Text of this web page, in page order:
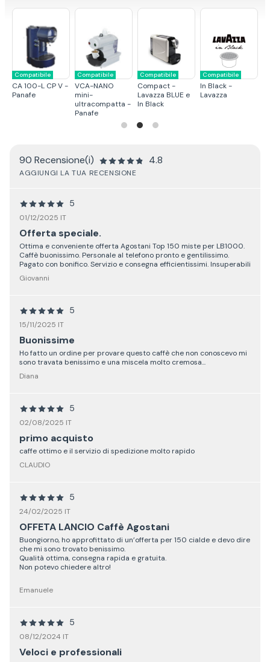
Black -
Compatibile
LB800 -
Lavazza
Compatibile
LB850 - Lavazza
Compatibile
LB1000 -
Lavazza
90 Recensione(i) 4.8
AGGIUNGI LA TUA RECENSIONE
5
01/12/2025 IT
Offerta speciale.
Ottima e conveniente offerta Agostani Top 150 miste per LB1000.
Caffè buonissimo. Personale al telefono pronto e gentilissimo.
Pagato con bonifico. Servizio e consegna efficientissimi. Insuperabili
Giovanni
5
15/11/2025 IT
Buonissime
Ho fatto un ordine per provare questo caffè che non conoscevo mi
sono travata benissimo e una miscela molto cremosa...
Diana
5
02/08/2025 IT
primo acquisto
caffe ottimo e il servizio di spedizione molto rapido
CLAUDIO
5
24/02/2025 IT
OFFETA LANCIO Caffè Agostani
Buongiorno, ho approfittato di un’offerta per 150 cialde e devo dire
che mi sono trovato benissimo.
Qualità ottima, consegna rapida e gratuita.
Non potevo chiedere altro!
Emanuele
5
08/12/2024 IT
Veloci e professionali